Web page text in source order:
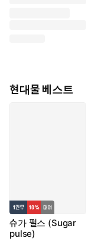
현대물 베스트
슈가 펄스 (Sugar
pulse)